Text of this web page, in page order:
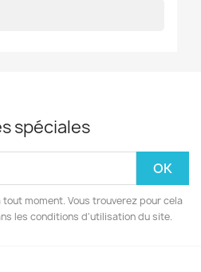
spéciales
moment. Vous trouverez pour cela
les conditions d'utilisation du site.